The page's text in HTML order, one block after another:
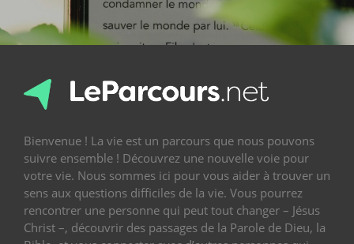
Bienvenue ! La vie est un parcours que nous pouvons
suivre ensemble ! Découvrez une nouvelle voie pour
votre vie. Nous sommes ici pour vous aider à trouver un
sens aux questions difficiles de la vie. Vous pourrez
rencontrer une personne qui peut tout changer – Jésus
Christ –, découvrir des passages de la Parole de Dieu, la